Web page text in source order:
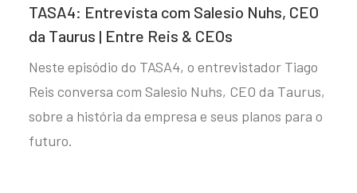
TASA4: Entrevista com Salesio Nuhs, CEO
da Taurus | Entre Reis & CEOs
Neste episódio do TASA4, o entrevistador Tiago
Reis conversa com Salesio Nuhs, CEO da Taurus,
sobre a história da empresa e seus planos para o
futuro.